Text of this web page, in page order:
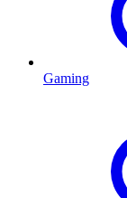
Gaming